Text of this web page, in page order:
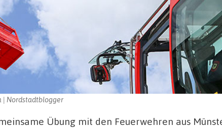
| Nordstadtblogger
Übung mit den Feuerwehren aus